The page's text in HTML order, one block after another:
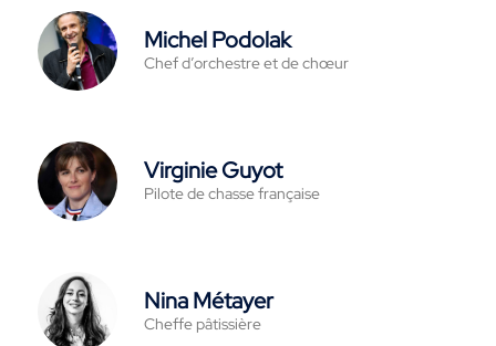
Michel Podolak
Chef d’orchestre et de chœur
Virginie Guyot
Pilote de chasse française
Nina Métayer
Cheffe pâtissière